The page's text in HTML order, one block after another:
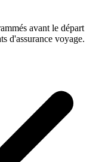
avant le départ
d'assurance voyage.